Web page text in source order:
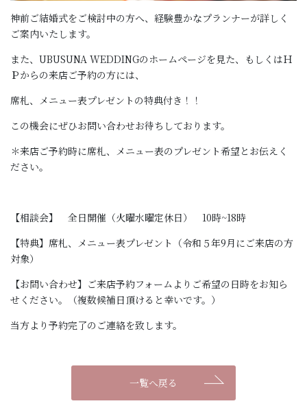
神前ご結婚式をご検討中の方へ、経験豊かなプランナーが詳しく
ご案内いたします。
また、UBUSUNA WEDDINGのホームページを見た、もしくはＨ
Ｐからの来店ご予約の方には、
席札、メニュー表プレゼントの特典付き！！
この機会にぜひお問い合わせお待ちしております。
＊来店ご予約時に席札、メニュー表のプレゼント希望とお伝えく
ださい。
【相談会】 全日開催（火曜水曜定休日） 10時~18時
【特典】席札、メニュー表プレゼント（令和５年9月にご来店の方
対象）
【お問い合わせ】ご来店予約フォームよりご希望の日時をお知ら
せください。（複数候補日頂けると幸いです。）
当方より予約完了のご連絡を致します。
一覧へ戻る